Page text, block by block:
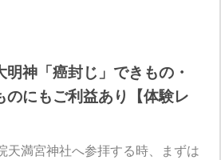
明神「癌封じ」できもの・
のにもご利益あり【体験レ
天満宮神社へ参拝する時、まずは